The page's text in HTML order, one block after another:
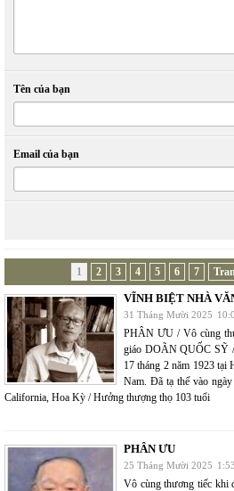
Tên của bạn
Email của bạn
1 2 3 4 5 6 7
VĨNH BIỆT NHÀ
31 Tháng Mười 2025
PHÂN ƯU / Vô cùng
giáo DOÃN QUỐC SỸ
17 tháng 2 năm 1923
Nam. Đã tạ thế vào
California, Hoa Kỳ / Hưởng thượng thọ 103 tuổi
PHÂN ƯU
25 Tháng Mười 2025
Vô cùng thương tiếc khi